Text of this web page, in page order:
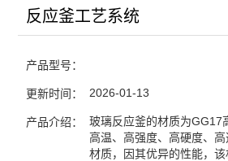
反应釜工艺系统
产品型号：
更新时间： 2026-01-13
产品介绍：
玻璃反应釜的材质为GG17
高温、高强度、高硬度、
材质，因其优异的性能，